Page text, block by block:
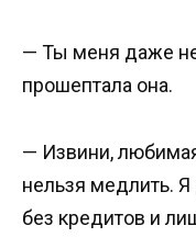
— Ты меня даже
прошептала она.
— Извини,
нельзя медлить. Я
без кредитов и